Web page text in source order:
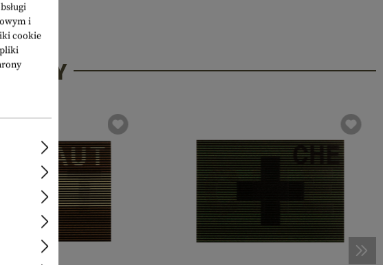
i
cookie
pliki